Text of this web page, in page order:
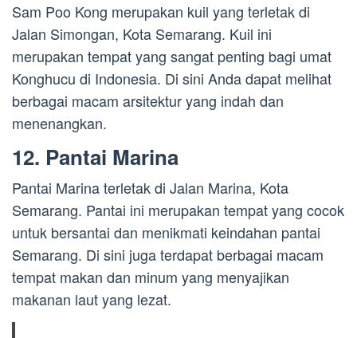
Sam Poo Kong merupakan kuil yang terletak di
Jalan Simongan, Kota Semarang. Kuil ini
merupakan tempat yang sangat penting bagi umat
Konghucu di Indonesia. Di sini Anda dapat melihat
berbagai macam arsitektur yang indah dan
menenangkan.
12. Pantai Marina
Pantai Marina terletak di Jalan Marina, Kota
Semarang. Pantai ini merupakan tempat yang cocok
untuk bersantai dan menikmati keindahan pantai
Semarang. Di sini juga terdapat berbagai macam
tempat makan dan minum yang menyajikan
makanan laut yang lezat.